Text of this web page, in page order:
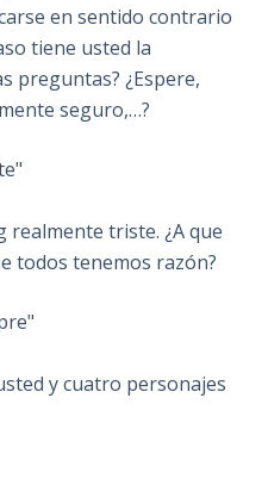
en sentido contrario
tiene usted la
preguntas? ¿Espere,
seguro,…?
realmente triste. ¿A que
todos tenemos razón?
y cuatro personajes